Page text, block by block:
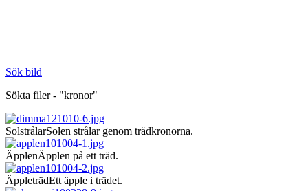
Sök bild
Sökta filer - "kronor"
SolstrålarSolen strålar genom trädkronorna.
ÄpplenÄpplen på ett träd.
ÄppleträdEtt äpple i trädet.